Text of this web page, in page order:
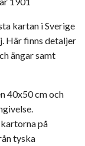
kartan i Sverige
Här finns detaljer
ängar samt
40x50 cm och
på
tyska